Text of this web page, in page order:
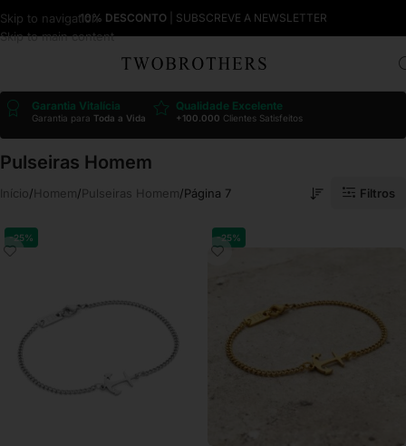
Skip to navigation
Skip to main content
10% DESCONTO| SUBSCREVE A NEWSLETTER
Garantia Vitalícia
Garantia para Toda a Vida
Qualidade Excelente
+100.000 Clientes Satisfeitos
Pulseiras Homem
Início Homem Pulseiras Homem Página 7 Filtros
-25% -25%